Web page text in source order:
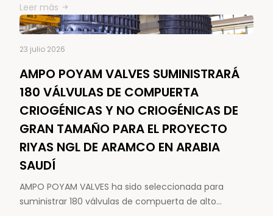
Leer más
23 julio 2026
AMPO POYAM VALVES SUMINISTRARÁ
180 VÁLVULAS DE COMPUERTA
CRIOGÉNICAS Y NO CRIOGÉNICAS DE
GRAN TAMAÑO PARA EL PROYECTO
RIYAS NGL DE ARAMCO EN ARABIA
SAUDÍ
AMPO POYAM VALVES ha sido seleccionada para
suministrar 180 válvulas de compuerta de alto…